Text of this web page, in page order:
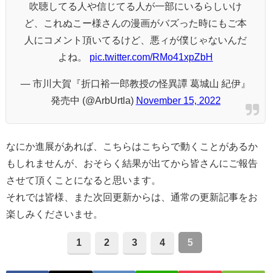
吹聴してる人や信じてる人が一部にいるらしいけ
ど、これぬこー様さんの漫画がバズった時にもご本
人にコメント頂いてるけど、悪ィが僕じゃないんだ
よね。 pic.twitter.com/RMo41xpZbH
— 市川大賀『折口裕一郎教授の怪異譚 葛城山 紀伊』
発売中 (@ArbUrtla) November 15, 2022
なにか進展があれば、こちらはこちらで動くことがあるか
もしれませんが、おそらく結果が出てから皆さんにご報告
させて頂くことになると思います。
それでは皆様、また次回更新からは、通常の更新記事をお
楽しみくださいませ。
1 2 3 4 5